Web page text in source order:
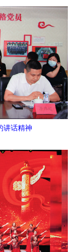
讲话精神